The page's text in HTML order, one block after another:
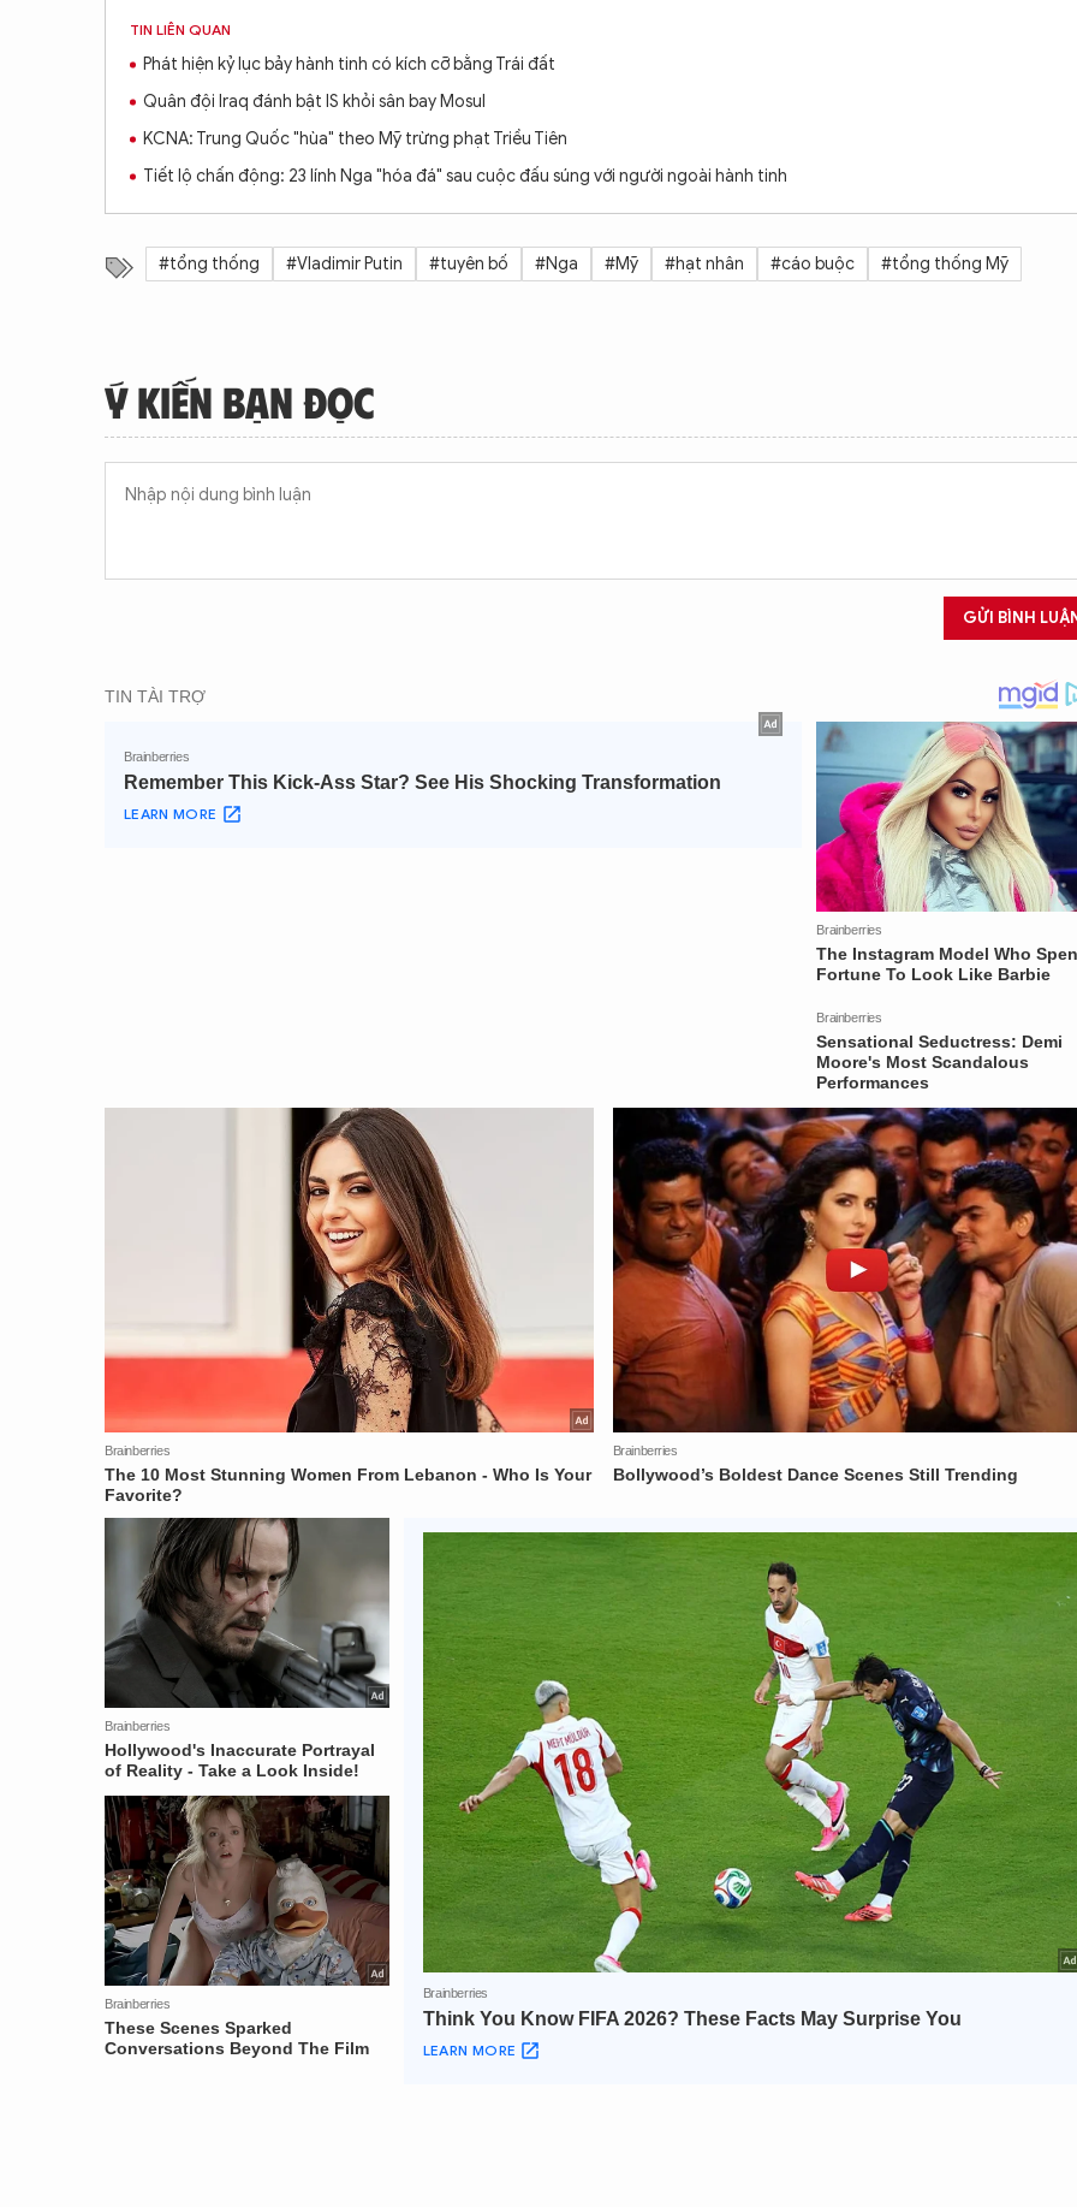
TIN LIÊN QUAN
Phát hiện kỷ lục bảy hành tinh có kích cỡ bằng Trái đất
Quân đội Iraq đánh bật IS khỏi sân bay Mosul
KCNA: Trung Quốc "hùa" theo Mỹ trừng phạt Triều Tiên
Tiết lộ chấn động: 23 lính Nga "hóa đá" sau cuộc đấu súng với người ngoài hành tinh
#tổng thống #Vladimir Putin #tuyên bố #Nga #Mỹ #hạt nhân #cáo buộc #tổng thống Mỹ
Ý KIẾN BẠN ĐỌC
GỬI BÌNH